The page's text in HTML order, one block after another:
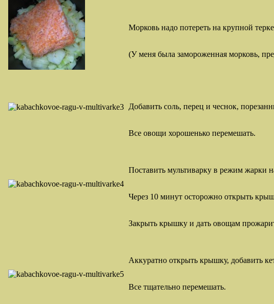
Морковь надо потереть на крупной
(У меня была замороженная морковь,
Добавить соль, перец и чеснок,
Все овощи хорошенько перемешать.
Поставить мультиварку в режим жарки
Через 10 минут осторожно открыть
Закрыть крышку и дать овощам
Аккуратно открыть крышку, добавить
Все тщательно перемешать.